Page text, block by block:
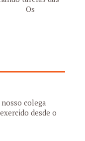
Os
colega
desde o